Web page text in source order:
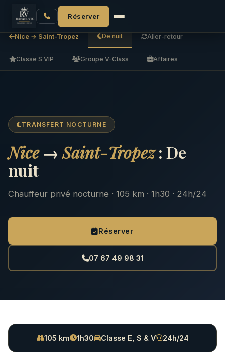
Réserver
Accueil Nice → Saint-Tropez
Nice → Saint-Tropez De nuit Aller-retour
Classe S VIP Groupe V-Class Affaires
TRANSFERT NOCTURNE
Nice→Saint-Tropez: De
nuit
Chauffeur privé nocturne · 105 km · 1h30 · 24h/24
Réserver
07 67 49 98 31
105 km 1h30 Classe E, S & V 24h/24